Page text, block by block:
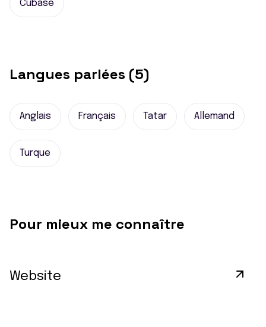
Cubase
Langues parlées (5)
Anglais Français Tatar Allemand
Turque
Pour mieux me connaître
Website